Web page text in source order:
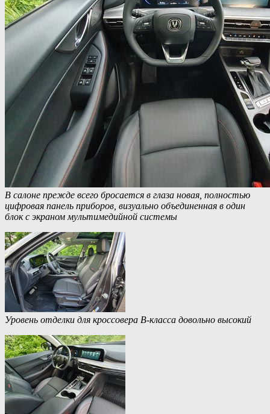
В салоне прежде всего бросается в глаза новая, полностью
цифровая панель приборов, визуально объединенная в один
блок с экраном мультимедийной системы
Уровень отделки для кроссовера B-класса довольно высокий